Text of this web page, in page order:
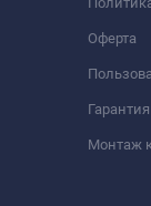
Оферта
Монтаж